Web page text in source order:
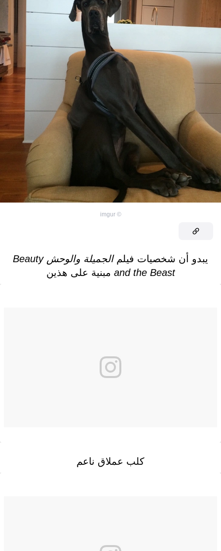
©
imgur
يبدو أن شخصيات فيلمالجميلة والوحش Beauty
and the Beast مبنية على هذين
كلب عملاق ناعم